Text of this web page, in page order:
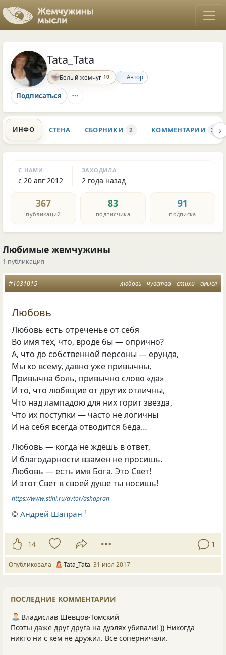
Tata_Tata
Белый жемчуг 10 Автор
Подписаться
ИНФО СТЕНА СБОРНИКИ 2 КОММЕНТАРИИ 2K ›
С НАМИ
с 20 авг 2012
ЗАХОДИЛА
2 года назад
367
публикаций
83
подписчика
91
подписка
Любимые жемчужины
1 публикация
любовь чувства стихи смысл
#1031015
Любовь
Любовь есть отреченье от себя
Во имя тех, что, вроде бы — опрично?
А, что до собственной персоны — ерунда,
Мы ко всему, давно уже привычны,
Привычна боль, привычно слово «да»
И то, что любящие от других отличны,
Что над лампадою для них горит звезда,
Что их поступки — часто не логичны
И на себя всегда отводится беда…
Любовь — когда не ждёшь в ответ,
И благодарности взамен не просишь.
Любовь — есть имя Бога. Это Свет!
И этот Свет в своей душе ты носишь!
https://www.stihi.ru/avtor/ashapran
©Андрей Шапран 1
14 1
Опубликовала Tata_Tata 31 июл 2017
ПОСЛЕДНИЕ КОММЕНТАРИИ
Владислав Шевцов-Томский
Поэты даже друг друга на дуэлях убивали! )) Никогда
никто ни с кем не дружил. Все соперничали.